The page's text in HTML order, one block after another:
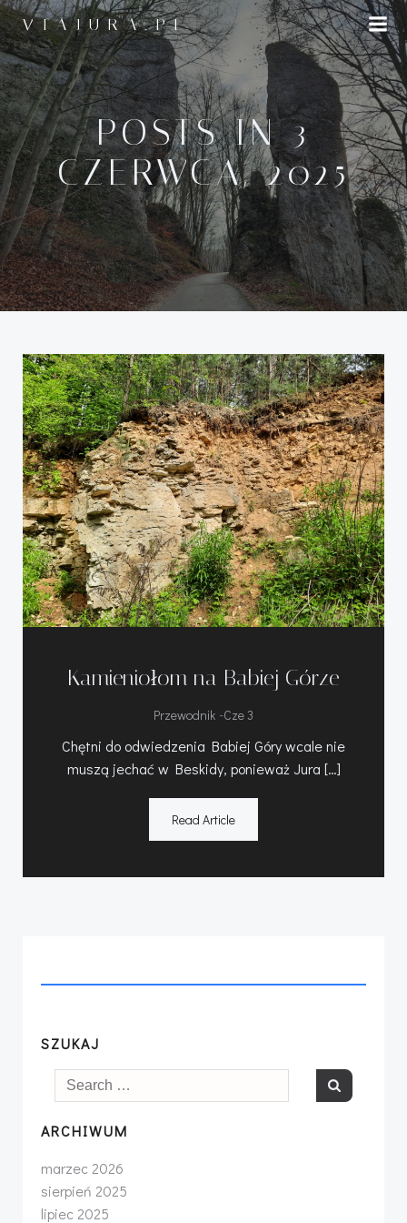
Przejdź
do
treści
VIAJURA.PL
POSTS IN 3
CZERWCA, 2025
Kamieniołom na Babiej Górze
Przewodnik -Cze 3
Chętni do odwiedzenia Babiej Góry wcale nie
muszą jechać w Beskidy, ponieważ Jura […]
Read Article
SZUKAJ
Search
for:
ARCHIWUM
marzec 2026
sierpień 2025
lipiec 2025